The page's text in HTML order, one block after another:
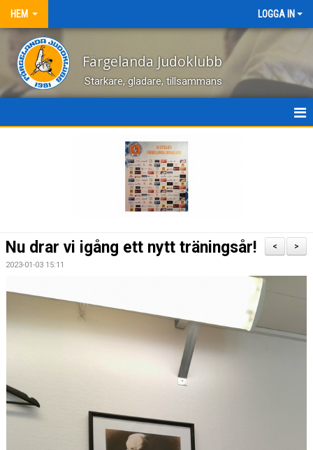
HEM LOGGA IN
Färgelanda Judoklubb
Starkare, gladare, tillsammans
BILDGALLERI
DOKUMENT
OM JUDO
JAG VILL BÖRJA TRÄNA JUDO
FJK MÖTER FRAMTIDEN
>
<
Nu drar vi igång ett nytt träningsår!
2023-01-03 15:11